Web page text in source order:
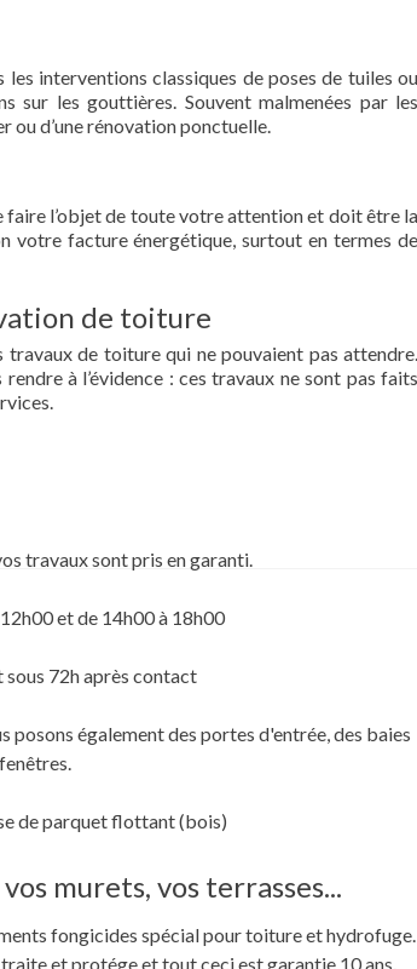
interventions classiques de poses de tuiles ou
sur les gouttières. Souvent malmenées par les
ou d’une rénovation ponctuelle.
l’objet de toute votre attention et doit être la
votre facture énergétique, surtout en termes de
de toiture
travaux de toiture qui ne pouvaient pas attendre.
à l’évidence : ces travaux ne sont pas faits
travaux sont pris en garanti.
et de 14h00 à 18h00
72h après contact
posons également des portes d'entrée, des baies
de parquet flottant (bois)
murets, vos terrasses...
fongicides spécial pour toiture et hydrofuge.
et protége et tout ceci est garantie 10 ans.